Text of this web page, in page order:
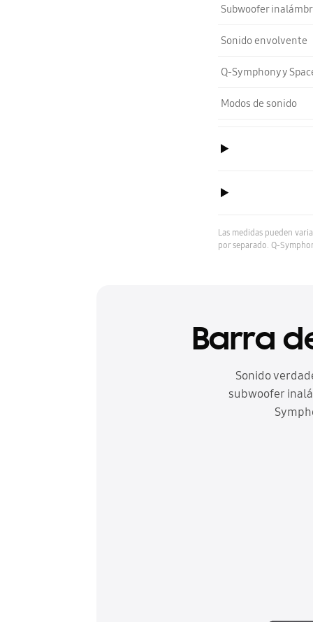
Subwoofer
Sonido envolvente
Q-Symphony y
Modos de sonido
Las medidas pueden
por separado. Q-
Barra
Sonido
subwoofer